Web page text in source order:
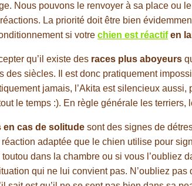
Nous pouvons le renvoyer à sa place ou
La priorité doit être bien
si votre chien est réactifen
qu’il existe des races plus aboyeurs
des siècles. Il est donc pratiquement
jamais, l’Akita est silencieux
le temps :). En règle générale les
en cas de solitude sont des signes de
adaptée que le chien utilise pour
dans la chambre ou si vous l’oubliez
qui ne lui convient pas. N’oubliez